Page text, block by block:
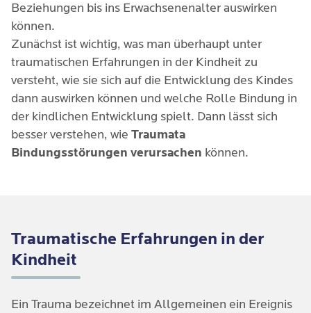
Beziehungen bis ins Erwachsenenalter auswirken
können.
Zunächst ist wichtig, was man überhaupt unter
traumatischen Erfahrungen in der Kindheit zu
versteht, wie sie sich auf die Entwicklung des Kindes
dann auswirken können und welche Rolle Bindung in
der kindlichen Entwicklung spielt. Dann lässt sich
besser verstehen, wie Traumata
Bindungsstörungen verursachen können.
Traumatische Erfahrungen in der
Kindheit
Ein Trauma bezeichnet im Allgemeinen ein Ereignis